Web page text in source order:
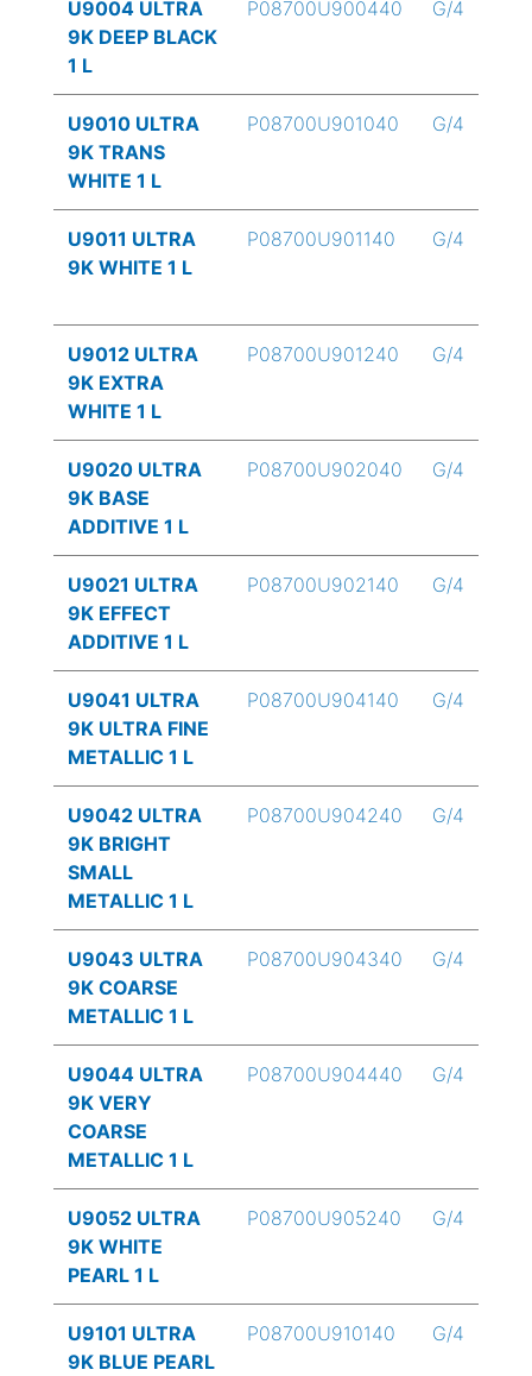
U9004 ULTRA
9K DEEP BLACK
1 L
P08700U900440 G/4
U9010 ULTRA
9K TRANS
WHITE 1 L
P08700U901040 G/4
U9011 ULTRA
9K WHITE 1 L
P08700U901140 G/4
U9012 ULTRA
9K EXTRA
WHITE 1 L
P08700U901240 G/4
U9020 ULTRA
9K BASE
ADDITIVE 1 L
P08700U902040 G/4
U9021 ULTRA
9K EFFECT
ADDITIVE 1 L
P08700U902140 G/4
U9041 ULTRA
9K ULTRA FINE
METALLIC 1 L
P08700U904140 G/4
U9042 ULTRA
9K BRIGHT
SMALL
METALLIC 1 L
P08700U904240 G/4
U9043 ULTRA
9K COARSE
METALLIC 1 L
P08700U904340 G/4
U9044 ULTRA
9K VERY
COARSE
METALLIC 1 L
P08700U904440 G/4
U9052 ULTRA
9K WHITE
PEARL 1 L
P08700U905240 G/4
U9101 ULTRA
9K BLUE PEARL
P08700U910140 G/4